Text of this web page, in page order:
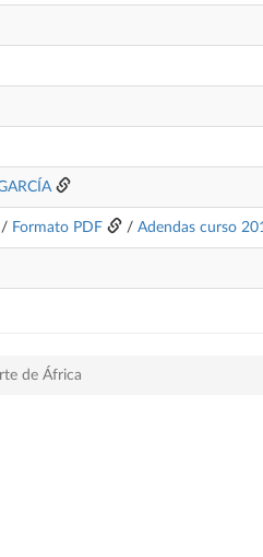
/ Formato PDF / Adendas curso
de África